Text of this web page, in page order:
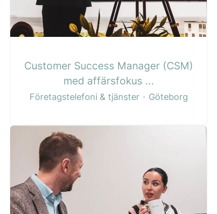
Customer Success Manager (CSM)
med affärsfokus ...
Företagstelefoni & tjänster · Göteborg